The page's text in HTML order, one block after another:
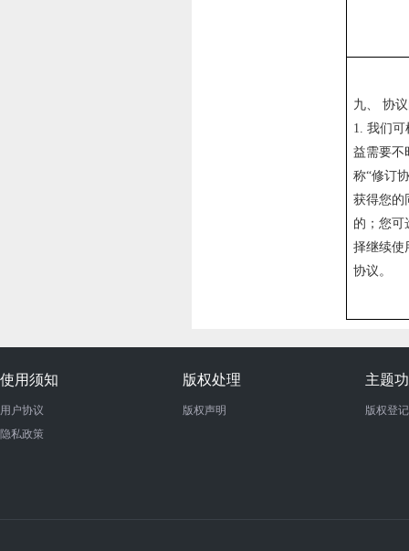
九、
协
1. 我们
益需要不
称“修订
获得您的
的；您可
择继续使
协议。
使用须知
用户协议
隐私政策
版权处理
版权声明
主题
版权登